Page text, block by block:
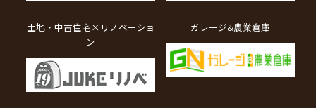
土地・中古住宅×リノベーショ
ン
ガレージ&農業倉庫